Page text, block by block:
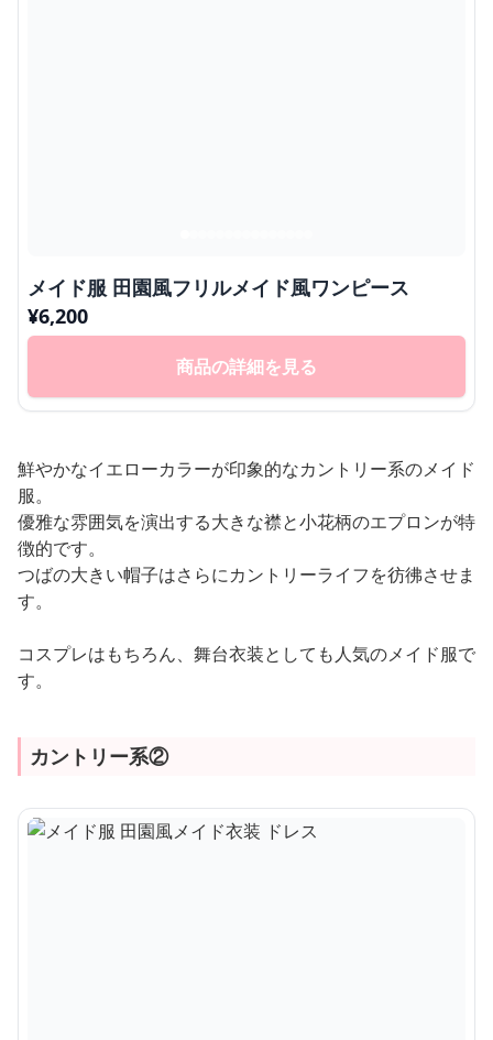
メイド服 田園風フリルメイド風ワンピース
¥6,200
商品の詳細を見る
鮮やかなイエローカラーが印象的なカントリー系のメイド
服。
優雅な雰囲気を演出する大きな襟と小花柄のエプロンが特
徴的です。
つばの大きい帽子はさらにカントリーライフを彷彿させま
す。
コスプレはもちろん、舞台衣装としても人気のメイド服で
す。
カントリー系②